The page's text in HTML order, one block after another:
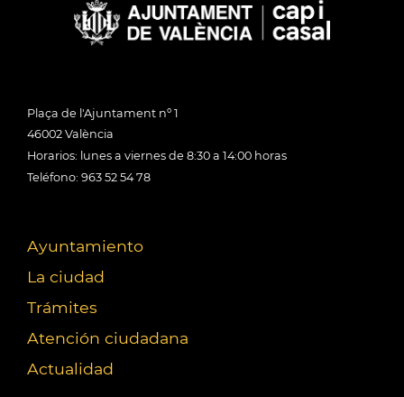
Plaça de l'Ajuntament nº 1
46002 València
Horarios: lunes a viernes de 8:30 a 14:00 horas
Teléfono: 963 52 54 78
Ayuntamiento
La ciudad
Trámites
Atención ciudadana
Actualidad